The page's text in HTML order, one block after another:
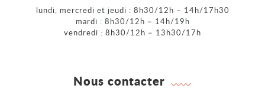
lundi, mercredi et jeudi : 8h30/12h – 14h/17h30
mardi : 8h30/12h – 14h/19h
vendredi : 8h30/12h – 13h30/17h
Nous contacter